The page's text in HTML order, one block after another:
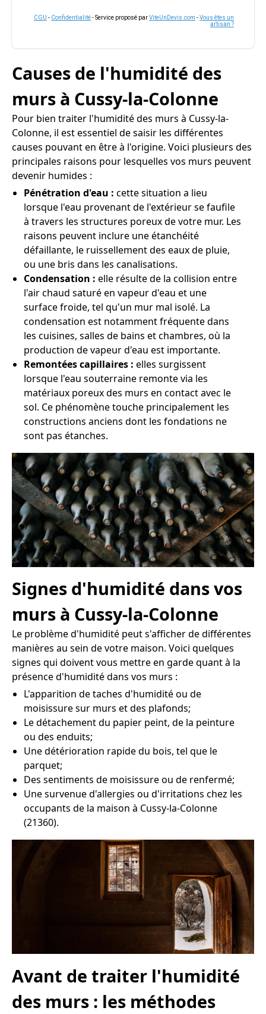
CGU - Confidentialité- Service proposé parViteUnDevis.com -Vous êtes un
artisan ?
Causes de l'humidité des
murs à Cussy-la-Colonne
Pour bien traiter l'humidité des murs à Cussy-la-
Colonne, il est essentiel de saisir les différentes
causes pouvant en être à l'origine. Voici plusieurs des
principales raisons pour lesquelles vos murs peuvent
devenir humides :
Pénétration d'eau : cette situation a lieu
lorsque l'eau provenant de l'extérieur se faufile
à travers les structures poreux de votre mur. Les
raisons peuvent inclure une étanchéité
défaillante, le ruissellement des eaux de pluie,
ou une bris dans les canalisations.
Condensation : elle résulte de la collision entre
l'air chaud saturé en vapeur d'eau et une
surface froide, tel qu'un mur mal isolé. La
condensation est notamment fréquente dans
les cuisines, salles de bains et chambres, où la
production de vapeur d'eau est importante.
Remontées capillaires : elles surgissent
lorsque l'eau souterraine remonte via les
matériaux poreux des murs en contact avec le
sol. Ce phénomène touche principalement les
constructions anciens dont les fondations ne
sont pas étanches.
Signes d'humidité dans vos
murs à Cussy-la-Colonne
Le problème d'humidité peut s'afficher de différentes
manières au sein de votre maison. Voici quelques
signes qui doivent vous mettre en garde quant à la
présence d'humidité dans vos murs :
L'apparition de taches d'humidité ou de
moisissure sur murs et des plafonds;
Le détachement du papier peint, de la peinture
ou des enduits;
Une détérioration rapide du bois, tel que le
parquet;
Des sentiments de moisissure ou de renfermé;
Une survenue d'allergies ou d'irritations chez les
occupants de la maison à Cussy-la-Colonne
(21360).
Avant de traiter l'humidité
des murs : les méthodes